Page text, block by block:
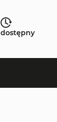
dostępny